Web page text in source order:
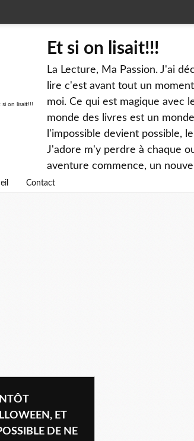
Et si on lisait!!!
La Lecture, Ma Passion. J'ai
lire c'est avant tout un
moi. Ce qui est magique avec
monde des livres est un
l'impossible devient possible,
J'adore m'y perdre à chaque
aventure commence, un
Contact
king
ET
DE NE